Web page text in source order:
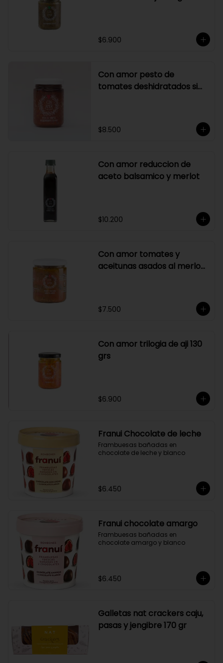
$6.900
Con amor pesto de
tomates deshidratados sin
$8.500
Con amor reduccion de
aceto balsamico y merlot
$10.200
Con amor tomates y
aceitunas asados al merlot
$7.500
Con amor trilogia de aji 130
grs
$6.900
Franui Chocolate de leche
Frambuesas bañadas en
chocolate de leche y blanco
$6.450
Franui chocolate amargo
Frambuesas bañadas en
chocolate amargo y blanco
$6.450
Galletas nat crackers caju,
pasas y jengibre 170 gr